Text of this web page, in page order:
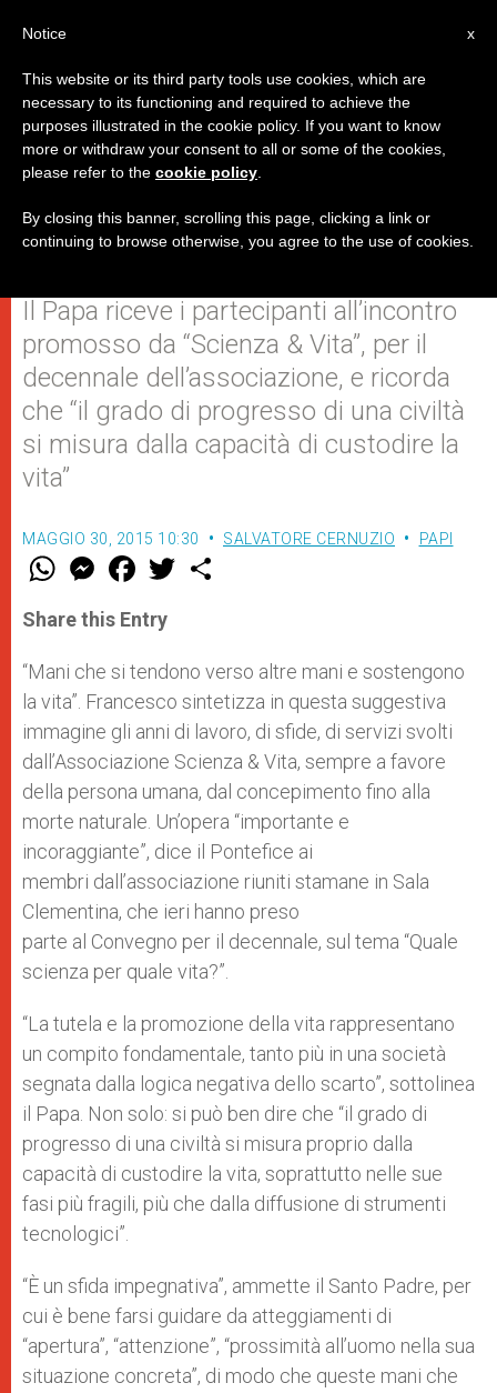
"L'aborto è attentato alla vita, ma
lo è anche lasciar morire i fratelli
sui barconi"
Il Papa riceve i partecipanti all’incontro
promosso da “Scienza & Vita”, per il
decennale dell’associazione, e ricorda
che “il grado di progresso di una civiltà
si misura dalla capacità di custodire la
vita”
MAGGIO 30, 2015 10:30 SALVATORE CERNUZIO PAPI
W
t
s
p
p
M
e
s
e
g
e
r
F
a
e
b
o
k
w
r
Share this Entry
“Mani che si tendono verso altre mani e sostengono
la vita”. Francesco sintetizza in questa suggestiva
immagine gli anni di lavoro, di sfide, di servizi svolti
dall’Associazione Scienza & Vita, sempre a favore
della persona umana, dal concepimento fino alla
morte naturale. Un’opera “importante e
incoraggiante”, dice il Pontefice ai
membri dall’associazione riuniti stamane in Sala
Clementina, che ieri hanno preso
parte al Convegno per il decennale, sul tema “Quale
scienza per quale vita?”.
“La tutela e la promozione della vita rappresentano
un compito fondamentale, tanto più in una società
segnata dalla logica negativa dello scarto”, sottolinea
il Papa. Non solo: si può ben dire che “il grado di
progresso di una civiltà si misura proprio dalla
capacità di custodire la vita, soprattutto nelle sue
fasi più fragili, più che dalla diffusione di strumenti
tecnologici”.
“È un sfida impegnativa”, ammette il Santo Padre, per
cui è bene farsi guidare da atteggiamenti di
“apertura”, “attenzione”, “prossimità all’uomo nella sua
situazione concreta”, di modo che queste mani che
x
Notice
This website or its third party tools use cookies, which are
necessary to its functioning and required to achieve the
purposes illustrated in the cookie policy. If you want to know
more or withdraw your consent to all or some of the cookies,
please refer to the cookie policy
By closing this banner, scrolling this page, clicking a link or
continuing to browse otherwise, you agree to the use of cookies.